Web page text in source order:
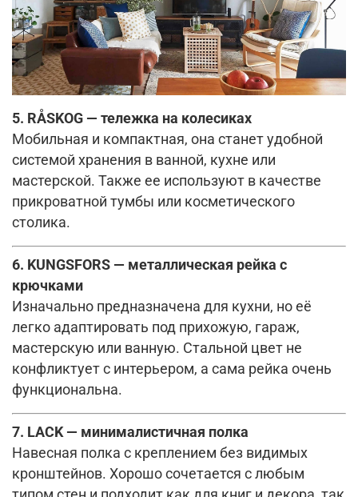
5. RÅSKOG — тележка на колесиках
Мобильная и компактная, она станет удобной
системой хранения в ванной, кухне или
мастерской. Также ее используют в качестве
прикроватной тумбы или косметического
столика.
6. KUNGSFORS — металлическая рейка с
крючками
Изначально предназначена для кухни, но её
легко адаптировать под прихожую, гараж,
мастерскую или ванную. Стальной цвет не
конфликтует с интерьером, а сама рейка очень
функциональна.
7. LACK — минималистичная полка
Навесная полка с креплением без видимых
кронштейнов. Хорошо сочетается с любым